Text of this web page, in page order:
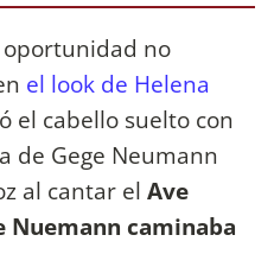
oportunidad no
el look de Helena
el cabello suelto con
de Gege Neumann
al cantar el Ave
Nuemann caminaba